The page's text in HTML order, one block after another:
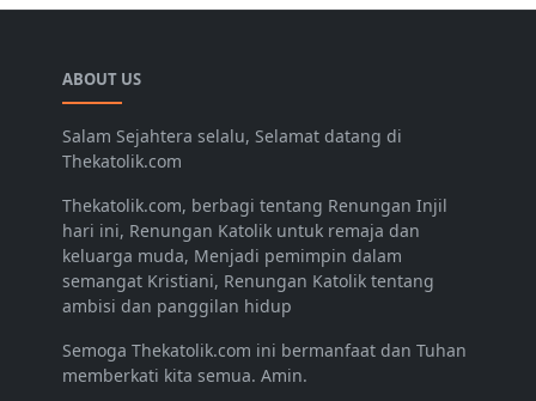
ABOUT US
Salam Sejahtera selalu, Selamat datang di
Thekatolik.com
Thekatolik.com, berbagi tentang Renungan Injil
hari ini, Renungan Katolik untuk remaja dan
keluarga muda, Menjadi pemimpin dalam
semangat Kristiani, Renungan Katolik tentang
ambisi dan panggilan hidup
Semoga Thekatolik.com ini bermanfaat dan Tuhan
memberkati kita semua. Amin.